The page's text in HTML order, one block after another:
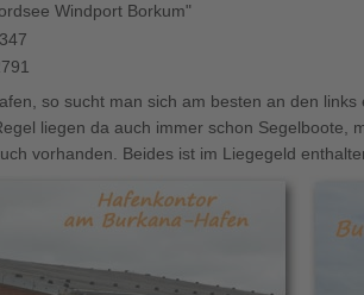
Windport Borkum"
so sucht man sich am besten an den
liegen da auch immer schon Segelboote,
vorhanden. Beides ist im Liegegeld